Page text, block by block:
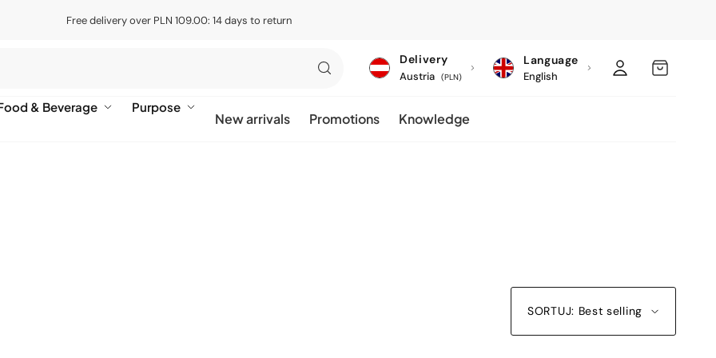
Free delivery over PLN 109.00: 14 days to return
& Beverage Purpose
New arrivals Promotions Knowledge
C
o
n
Delivery
Austria (PLN)
Language
English
Log
in
MY
CART
SORTUJ: Best selling